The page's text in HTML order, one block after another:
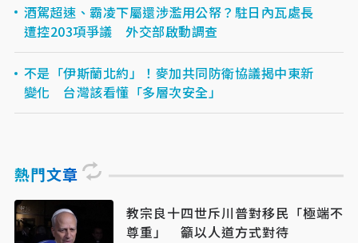
酒駕超速、霸凌下屬還涉濫用公帑？駐日內瓦處長
遭控203項爭議 外交部啟動調查
不是「伊斯蘭北約」！麥加共同防衛協議揭中東新
變化 台灣該看懂「多層次安全」
熱門文章
教宗良十四世斥川普對移民「極端不
尊重」 籲以人道方式對待